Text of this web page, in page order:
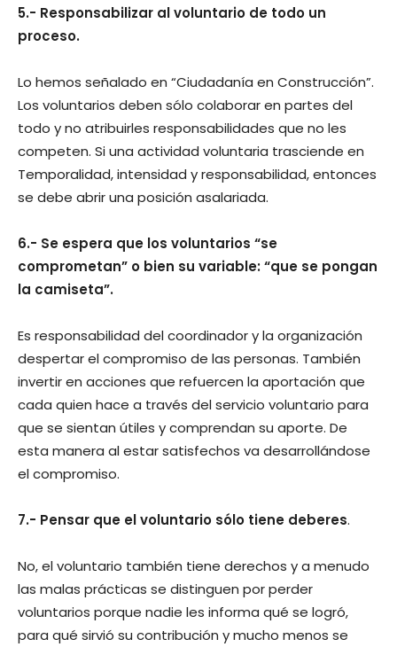
5.- Responsabilizar al voluntario de todo un
proceso.
Lo hemos señalado en “Ciudadanía en Construcción”.
Los voluntarios deben sólo colaborar en partes del
todo y no atribuirles responsabilidades que no les
competen. Si una actividad voluntaria trasciende en
Temporalidad, intensidad y responsabilidad, entonces
se debe abrir una posición asalariada.
6.- Se espera que los voluntarios “se
comprometan” o bien su variable: “que se pongan
la camiseta”.
Es responsabilidad del coordinador y la organización
despertar el compromiso de las personas. También
invertir en acciones que refuercen la aportación que
cada quien hace a través del servicio voluntario para
que se sientan útiles y comprendan su aporte. De
esta manera al estar satisfechos va desarrollándose
el compromiso.
7.- Pensar que el voluntario sólo tiene deberes.
No, el voluntario también tiene derechos y a menudo
las malas prácticas se distinguen por perder
voluntarios porque nadie les informa qué se logró,
para qué sirvió su contribución y mucho menos se